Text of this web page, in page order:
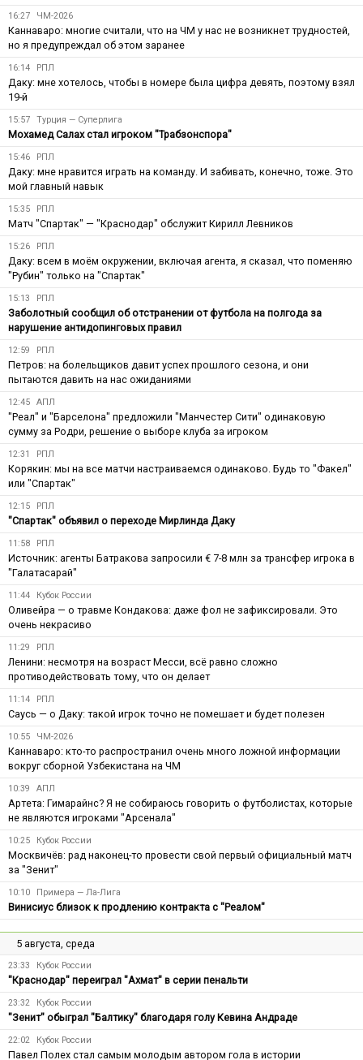
16:27 ЧМ-2026
Каннаваро: многие считали, что на ЧМ у нас не возникнет трудностей,
но я предупреждал об этом заранее
16:14 РПЛ
Даку: мне хотелось, чтобы в номере была цифра девять, поэтому взял
19-й
15:57 Турция — Суперлига
Мохамед Салах стал игроком "Трабзонспора"
15:46 РПЛ
Даку: мне нравится играть на команду. И забивать, конечно, тоже. Это
мой главный навык
15:35 РПЛ
Матч "Спартак" — "Краснодар" обслужит Кирилл Левников
15:26 РПЛ
Даку: всем в моём окружении, включая агента, я сказал, что поменяю
"Рубин" только на "Спартак"
15:13 РПЛ
Заболотный сообщил об отстранении от футбола на полгода за
нарушение антидопинговых правил
12:59 РПЛ
Петров: на болельщиков давит успех прошлого сезона, и они
пытаются давить на нас ожиданиями
12:45 АПЛ
"Реал" и "Барселона" предложили "Манчестер Сити" одинаковую
сумму за Родри, решение о выборе клуба за игроком
12:31 РПЛ
Корякин: мы на все матчи настраиваемся одинаково. Будь то "Факел"
или "Спартак"
12:15 РПЛ
"Спартак" объявил о переходе Мирлинда Даку
11:58 РПЛ
Источник: агенты Батракова запросили € 7-8 млн за трансфер игрока в
"Галатасарай"
11:44 Кубок России
Оливейра — о травме Кондакова: даже фол не зафиксировали. Это
очень некрасиво
11:29 РПЛ
Ленини: несмотря на возраст Месси, всё равно сложно
противодействовать тому, что он делает
11:14 РПЛ
Саусь — о Даку: такой игрок точно не помешает и будет полезен
10:55 ЧМ-2026
Каннаваро: кто-то распространил очень много ложной информации
вокруг сборной Узбекистана на ЧМ
10:39 АПЛ
Артета: Гимарайнс? Я не собираюсь говорить о футболистах, которые
не являются игроками "Арсенала"
10:25 Кубок России
Москвичёв: рад наконец-то провести свой первый официальный матч
за "Зенит"
10:10 Примера — Ла-Лига
Винисиус близок к продлению контракта с "Реалом"
5 августа, среда
23:33 Кубок России
"Краснодар" переиграл "Ахмат" в серии пенальти
23:32 Кубок России
"Зенит" обыграл "Балтику" благодаря голу Кевина Андраде
22:02 Кубок России
Павел Полех стал самым молодым автором гола в истории